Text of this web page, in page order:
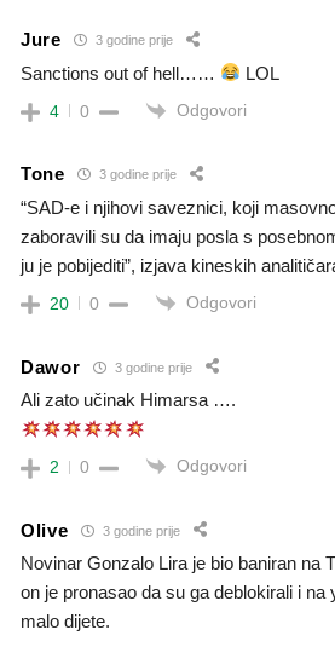
Jure 3 godine prije
Sanctions out of hell…… LOL
4 0 Odgovori
Tone 3 godine prije
“SAD-e i njihovi saveznici, koji
zaboravili su da imaju posla s
ju je pobijediti”, izjava kineskih
20 0 Odgovori
Dawor 3 godine prije
Ali zato učinak Himarsa ….
2 0 Odgovori
Olive 3 godine prije
Novinar Gonzalo Lira je bio baniran na
on je pronasao da su ga deblokirali i na
malo dijete.